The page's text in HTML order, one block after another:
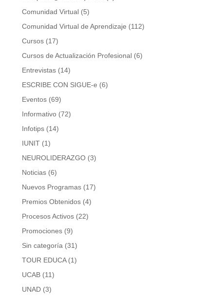
Comunidad Virtual(5)
Comunidad Virtual de Aprendizaje (112)
Cursos(17)
Cursos de Actualización Profesional(6)
Entrevistas(14)
ESCRIBE CON SIGUE-e (6)
Eventos(69)
Informativo(72)
Infotips(14)
IUNIT(1)
NEUROLIDERAZGO(3)
Noticias(6)
Nuevos Programas(17)
Premios Obtenidos(4)
Procesos Activos(22)
Promociones(9)
Sin categoría (31)
TOUR EDUCA(1)
UCAB(11)
UNAD(3)